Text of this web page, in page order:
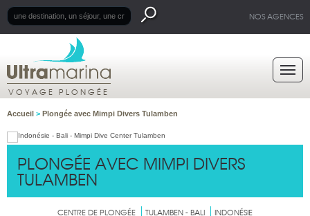
NOS AGENCES
VOYAGE PLONGÉE
Accueil > Plongée avec Mimpi Divers Tulamben
PLONGÉE AVEC MIMPI DIVERS
TULAMBEN
CENTRE DE PLONGÉE TULAMBEN - BALI INDONÉSIE